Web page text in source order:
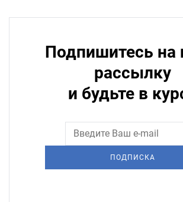
Подпишитесь на
рассылку
и будьте в
ПОДПИСКА